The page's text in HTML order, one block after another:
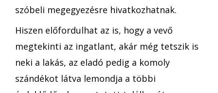
szóbeli megegyezésre hivatkozhatnak.
Hiszen előfordulhat az is, hogy a vevő
megtekinti az ingatlant, akár még tetszik is
neki a lakás, az eladó pedig a komoly
szándékot látva lemondja a többi